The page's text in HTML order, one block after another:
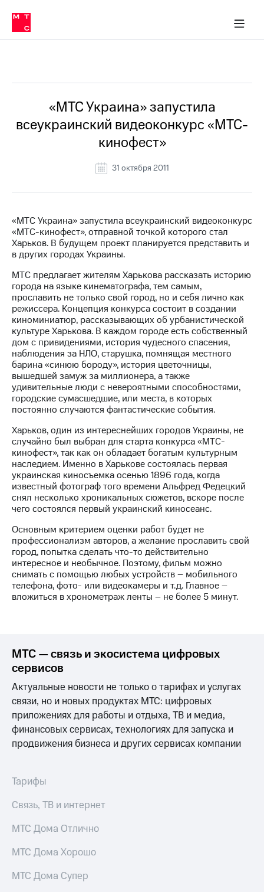
Медиа-центр
и акционерам
Устойчивое развитие
Комплаенс и деловая этика
компании
Карьера
История
компании
Руководство
информация
Контакты
Медиа-центр
Пресс-
релизы
МТС
о технологиях
Достижения
Интервью
Финансовая
отчетность
Контакты
Пригласить
спикера
и акционерам
Корпоративное
управление
Корпоративный
секретарь
информации
Информация
акционерам
Документы
ПАО
"МТС"
Собрания
кабинет
Акционерный
капитал
и
аудит
Рынок
акций
Описание
акций
Дивиденды
Рынок
облигаций
Описание
Уведомление
в МТС
Пресс-
релизы
о технологиях
«МТС Украина» запустила
всеукраинский видеоконкурс «МТС-
кинофест»
31 октября 2011
«МТС Украина» запустила всеукраинский видеоконкурс
«МТС-кинофест», отправной точкой которого стал
Харьков. В будущем проект планируется представить и
в других городах Украины.
МТС предлагает жителям Харькова рассказать историю
города на языке кинематографа, тем самым,
прославить не только свой город, но и себя лично как
режиссера. Концепция конкурса состоит в создании
киноминиатюр, рассказывающих об урбанистической
культуре Харькова. В каждом городе есть собственный
дом с привидениями, история чудесного спасения,
наблюдения за НЛО, старушка, помнящая местного
барина «синюю бороду», история цветочницы,
вышедшей замуж за миллионера, а также
удивительные люди с невероятными способностями,
городские сумасшедшие, или места, в которых
постоянно случаются фантастические события.
Харьков, один из интереснейших городов Украины, не
случайно был выбран для старта конкурса «МТС-
кинофест», так как он обладает богатым культурным
наследием. Именно в Харькове состоялась первая
украинская киносъемка осенью 1896 года, когда
известный фотограф того времени Альфред Федецкий
снял несколько хроникальных сюжетов, вскоре после
чего состоялся первый украинский киносеанс.
Основным критерием оценки работ будет не
профессионализм авторов, а желание прославить свой
город, попытка сделать что-то действительно
интересное и необычное. Поэтому, фильм можно
снимать с помощью любых устройств – мобильного
телефона, фото- или видеокамеры и т.д. Главное –
вложиться в хронометраж ленты – не более 5 минут.
МТС — связь и экосистема цифровых
сервисов
Актуальные новости не только о тарифах и услугах
связи, но и новых продуктах МТС: цифровых
приложениях для работы и отдыха, ТВ и медиа,
финансовых сервисах, технологиях для запуска и
продвижения бизнеса и других сервисах компании
Тарифы
Связь, ТВ и интернет
МТС Дома Отлично
МТС Дома Хорошо
МТС Дома Супер